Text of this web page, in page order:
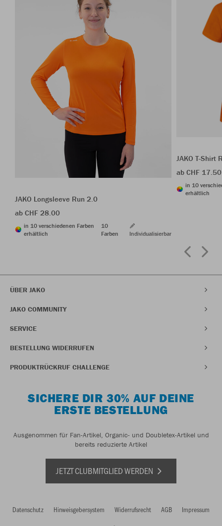
JAKO Longsleeve Run 2.0
ab CHF 28.00
in 10 verschiedenen Farben
erhältlich
10
Farben
Individualisierbar
JAKO T-Shirt
ab CHF 17.50
in 10
erhältlich
ÜBER JAKO
JAKO COMMUNITY
SERVICE
BESTELLUNG WIDERRUFEN
PRODUKTRÜCKRUF CHALLENGE
SICHERE DIR 30% AUF DEINE
ERSTE BESTELLUNG
Ausgenommen für Fan-Artikel, Organic- und Doubletex-Artikel und
bereits reduzierte Artikel
JETZT CLUBMITGLIED WERDEN
Datenschutz Hinweisgebersystem Widerrufsrecht AGB Impressum